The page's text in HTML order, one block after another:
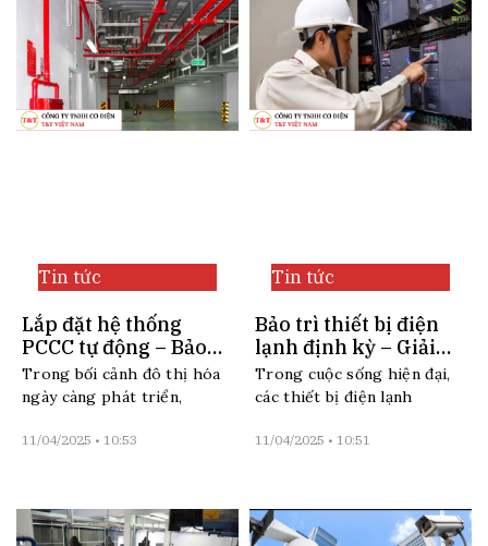
Tin tức
Lắp đặt hệ thống
PCCC tự động – Bảo
vệ tài sản và tính
mạng một cách chủ
Trong bối cảnh đô thị hóa
ngày càng phát triển,
11/04/2025 10:53
Tin tức
Bảo trì thiết bị điện
lạnh định kỳ – Giải
pháp tiết kiệm dài
hạn
Trong cuộc sống hiện đại,
các thiết bị điện lạnh
11/04/2025 10:51